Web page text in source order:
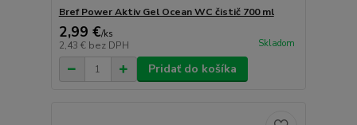
Bref Power Aktiv Gel Ocean WC čistič 700 ml
2,99 €/ks
2,43 € bez DPH Skladom
Pridať do košíka